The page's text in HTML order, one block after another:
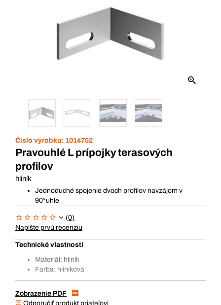
Číslo výrobku: 1014752
Pravouhlé L prípojky terasových
profilov
hliník
Jednoduché spojenie dvoch profilov navzájom v
90°uhle
(0)
Napíšte prvú recenziu
Technické vlastnosti
Materiál: hliník
Farba: hliníková
Zobrazenie PDF
Odporučiť produkt priateľovi